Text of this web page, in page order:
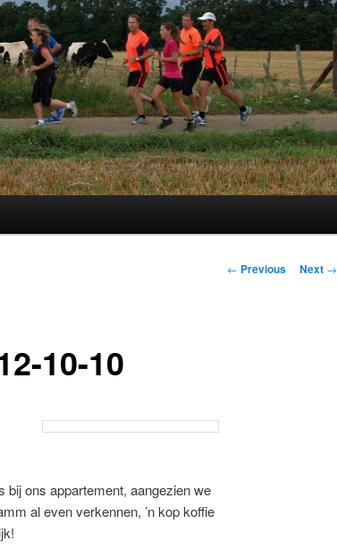
Post
← Previous Next →
10-10
bij ons appartement, aangezien we
al even verkennen, ’n kop koffie